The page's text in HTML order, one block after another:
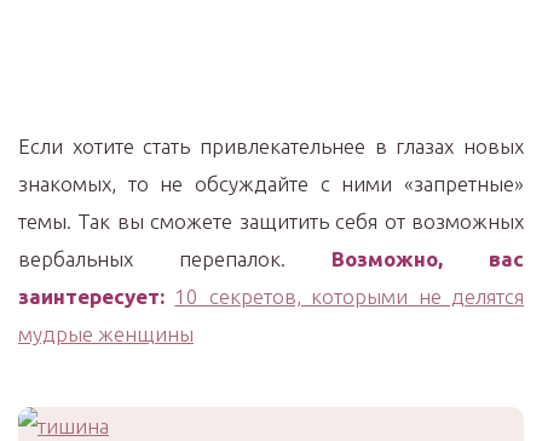
Если хотите стать привлекательнее в глазах новых
знакомых, то не обсуждайте с ними «запретные»
темы. Так вы сможете защитить себя от возможных
вербальных перепалок. Возможно, вас
заинтересует: 10 секретов, которыми не делятся
мудрые женщины